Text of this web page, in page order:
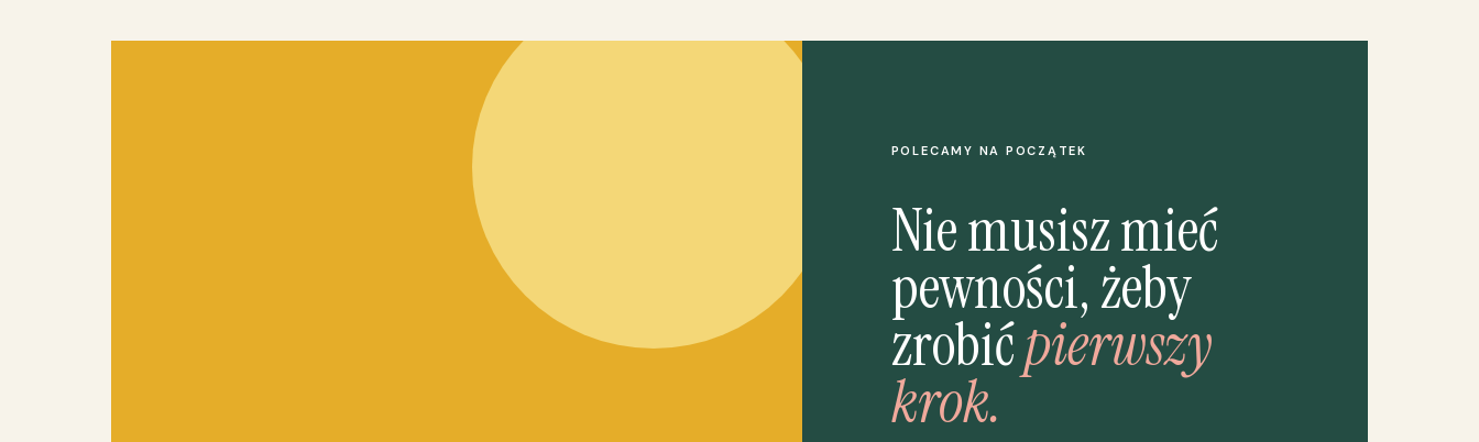
POLECAMY NA POCZĄTEK
Nie musisz mieć
pewności, żeby
zrobićpierwszy
krok.